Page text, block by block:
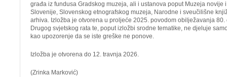
građa iz fundusa Gradskog muzeja, ali i ustanova poput Muzeja novije
Slovenije, Slovenskog etnografskog muzeja, Narodne i sveučilišne
arhiva. Izložba je otvorena u proljeće 2025. povodom obilježavanja
Drugog svjetskog rata te, poput izložbi srodne tematike, ne djeluje
kao upozorenje da se iste greške ne ponove.
Izložba je otvorena do 12. travnja 2026.
(Zrinka Marković)